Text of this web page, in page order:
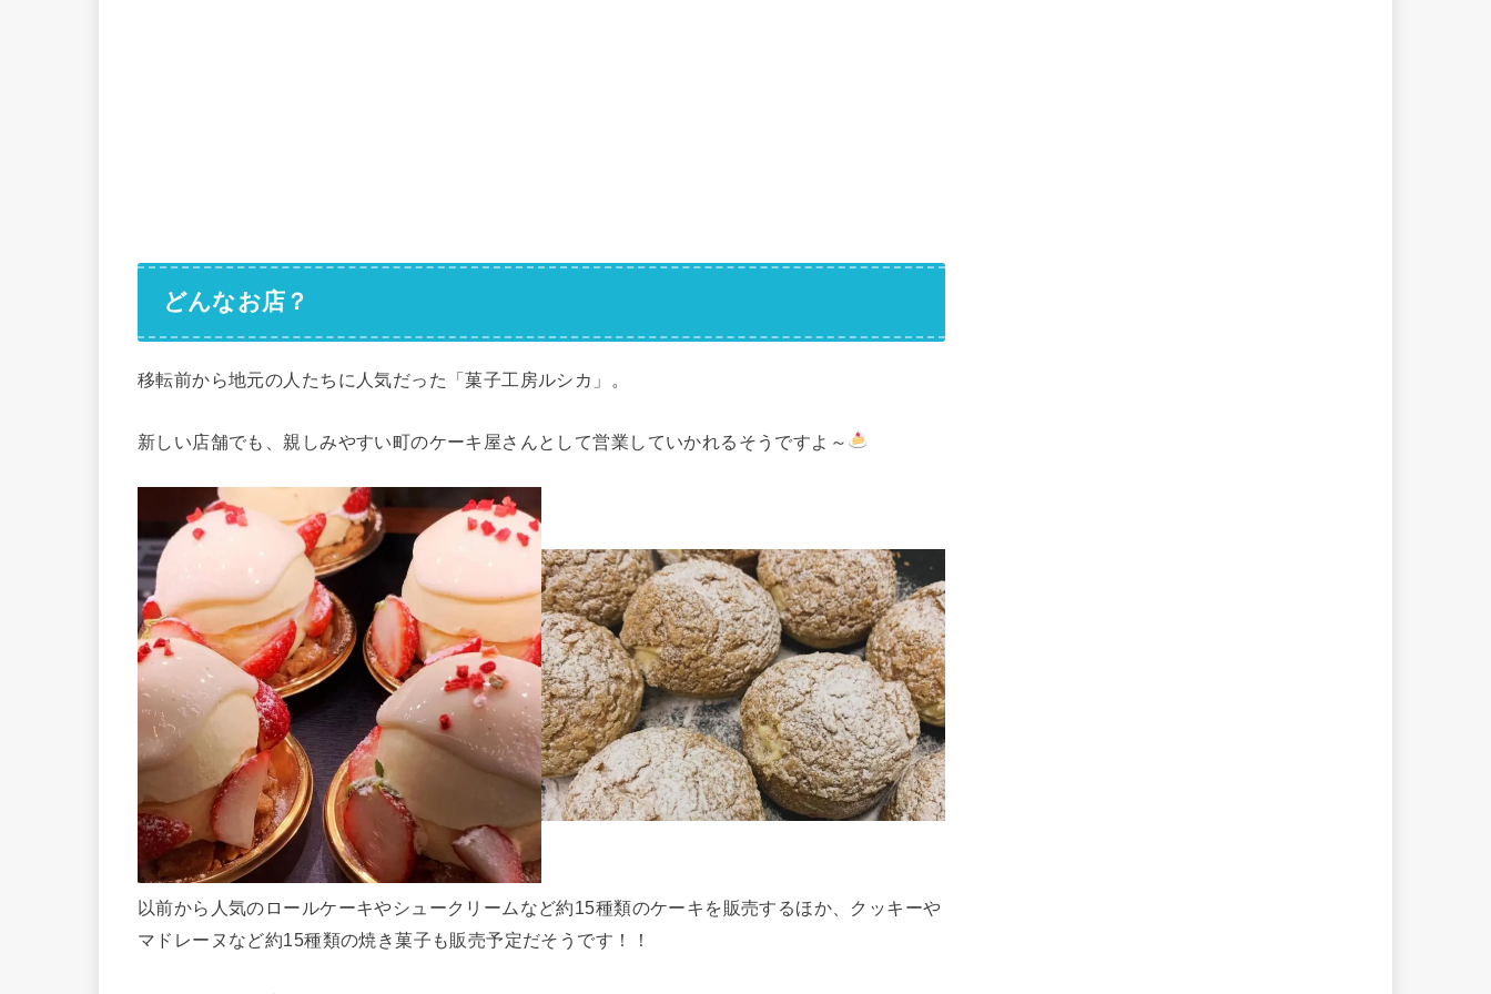
どんなお店？
移転前から地元の人たちに人気だった「菓子工房ルシカ」。
新しい店舗でも、親しみやすい町のケーキ屋さんとして営業していかれるそうですよ～
以前から人気のロールケーキやシュークリームなど約15種類のケーキを販売するほか、クッキーや
マドレーヌなど約15種類の焼き菓子も販売予定だそうです！！